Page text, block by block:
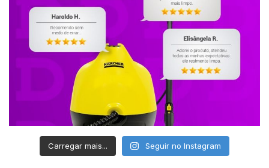
Carregar mais... Seguir no Instagram